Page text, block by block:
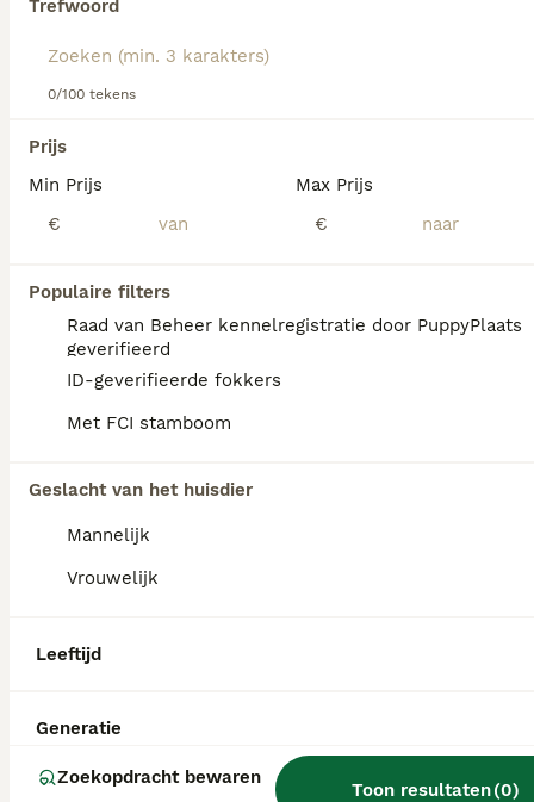
Trefwoord
0/100 tekens
Prijs
Min Prijs
€
Max Prijs
€
Populaire filters
Raad van Beheer kennelregistratie door PuppyPlaats
geverifieerd
ID-geverifieerde fokkers
Met FCI stamboom
Geslacht van het huisdier
Mannelijk
Vrouwelijk
Leeftijd
Generatie
Zoekopdracht bewaren
Toon resultaten(0)
voor informatie over dit hondenras.
We hebben 0 Nova Scotia Duck Tolling
Als je toekomstige resultaten wil zien voor deze
exacte zoekopdracht, sla dan je zoekopdracht op en
vind jouw perfecte hond:
Zoekopdracht bewaren
FAQ's
Zijn Nova Scotia-
eendentolkers geschikte
uitstekende gezinshonden, met name voor
aan hun fysieke en mentale behoeften is
Scotia Duck Tolling